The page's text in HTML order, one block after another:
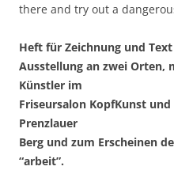
there and try out a
Heft für Zeichnung und
Ausstellung an zwei
Künstler im
Friseursalon KopfKunst
Prenzlauer
Berg und zum Erscheinen
“arbeit”.